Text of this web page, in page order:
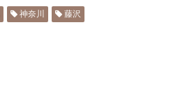
神奈川 藤沢